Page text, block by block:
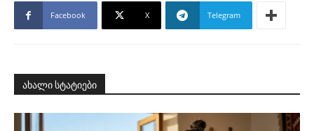
Facebook X Telegram
ახალი სტატიები